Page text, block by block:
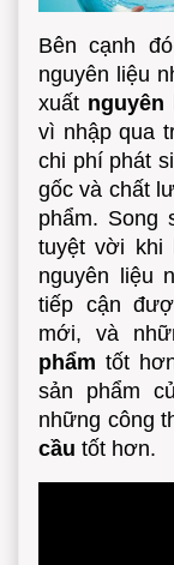
Bên cạnh
nguyên liệu
xuất nguyên
vì nhập qua
chi phí phát
gốc và chất
phẩm. Song
tuyệt vời khi
nguyên liệu
tiếp cận
mới, và
phẩm tốt
sản phẩm
những công
cầu tốt hơn.